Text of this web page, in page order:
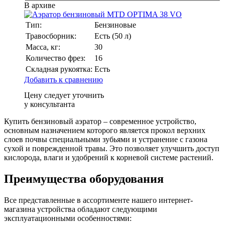
В архиве
Тип:
Бензиновые
Травосборник:
Есть (50 л)
Масса, кг:
30
Количество фрез:
16
Складная рукоятка: Есть
Добавить к сравнению
Цену следует уточнить
у консультанта
Купить бензиновый аэратор – современное устройство,
основным назначением которого является прокол верхних
слоев почвы специальными зубьями и устранение с газона
сухой и поврежденной травы. Это позволяет улучшить доступ
кислорода, влаги и удобрений к корневой системе растений.
Преимущества оборудования
Все представленные в ассортименте нашего интернет-
магазина устройства обладают следующими
эксплуатационными особенностями: